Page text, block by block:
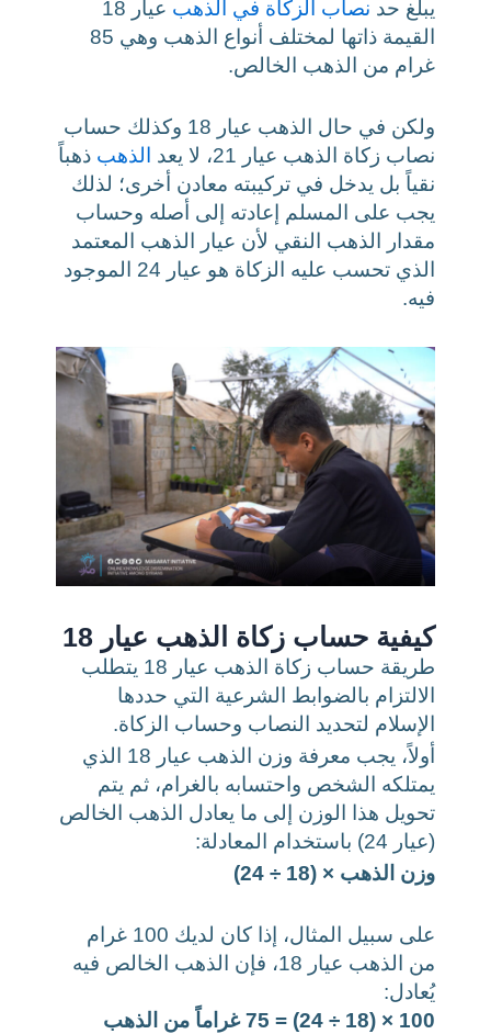
يبلغ حد نصاب الزكاة في الذهب
عيار 18
القيمة ذاتها لمختلف أنواع الذهب وهي 85
غرام من الذهب الخالص.
ولكن في حال الذهب عيار 18 وكذلك حساب
نصاب زكاة الذهب عيار 21، لا يعد
الذهب ذهباً
نقياً بل يدخل في تركيبته معادن أخرى؛ لذلك
يجب على المسلم إعادته إلى أصله وحساب
مقدار الذهب النقي لأن عيار الذهب المعتمد
الذي تحسب عليه الزكاة هو عيار 24 الموجود
فيه.
كيفية حساب زكاة الذهب عيار 18
طريقة حساب زكاة الذهب عيار 18 يتطلب
الالتزام بالضوابط الشرعية التي حددها
الإسلام لتحديد النصاب وحساب الزكاة.
أولاً، يجب معرفة وزن الذهب عيار 18 الذي
يمتلكه الشخص واحتسابه بالغرام، ثم يتم
تحويل هذا الوزن إلى ما يعادل الذهب الخالص
(عيار 24) باستخدام المعادلة:
وزن الذهب × (18 ÷ 24)
على سبيل المثال، إذا كان لديك 100 غرام
من الذهب عيار 18، فإن الذهب الخالص فيه
يُعادل:
100 × (18 ÷ 24) = 75 غراماً من الذهب